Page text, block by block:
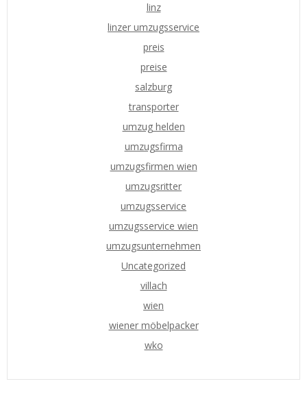
linz
linzer umzugsservice
preis
preise
salzburg
transporter
umzug helden
umzugsfirma
umzugsfirmen wien
umzugsritter
umzugsservice
umzugsservice wien
umzugsunternehmen
Uncategorized
villach
wien
wiener möbelpacker
wko